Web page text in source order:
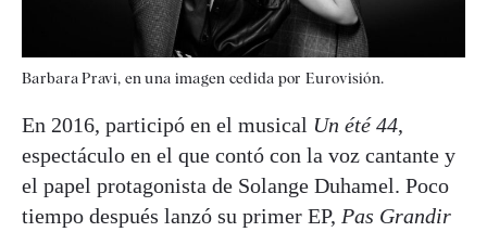
Barbara Pravi, en una imagen cedida por Eurovisión.
En 2016, participó en el musical Un été 44,
espectáculo en el que contó con la voz cantante y
el papel protagonista de Solange Duhamel. Poco
tiempo después lanzó su primer EP, Pas Grandir